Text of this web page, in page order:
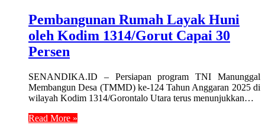
Pembangunan Rumah Layak Huni
oleh Kodim 1314/Gorut Capai 30
Persen
SENANDIKA.ID – Persiapan program TNI Manunggal
Membangun Desa (TMMD) ke-124 Tahun Anggaran 2025 di
wilayah Kodim 1314/Gorontalo Utara terus menunjukkan…
Read More »